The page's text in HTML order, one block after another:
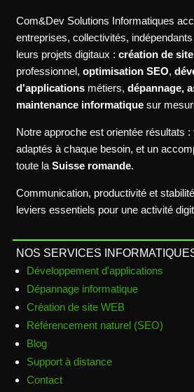
Com&Dev Solutions Informatiques
entreprises, collectivités,
leurs projets digitaux : création de
professionnel, optimisation SEO,
d'applicationsmétiers, dépannage,
maintenance informatiquesur
Notre approche est orientée résultats
adaptés à chaque besoin, et un
toute la Suisse romande.
Communication, productivité et
leviers essentiels pour une activité
NOS SERVICES
Développement d'applications
Dépannage informatique
Création de site WEB
Référencement naturel (SEO)
Blog
Support à distance
Contact